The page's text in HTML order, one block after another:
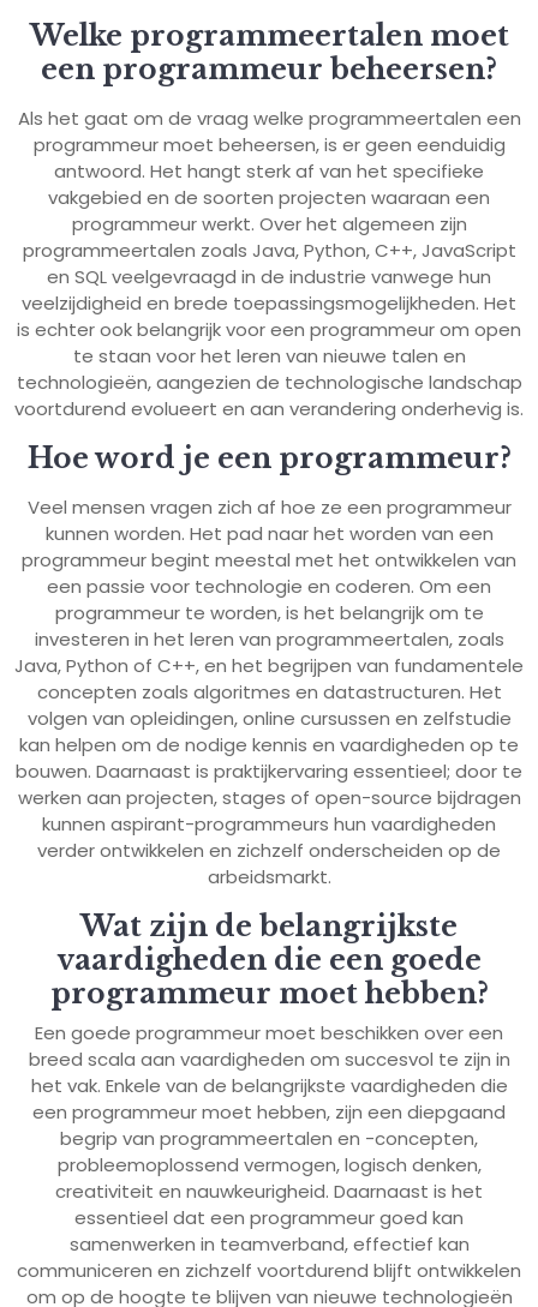
Welke programmeertalen moet
een programmeur beheersen?
Als het gaat om de vraag welke programmeertalen een
programmeur moet beheersen, is er geen eenduidig
antwoord. Het hangt sterk af van het specifieke
vakgebied en de soorten projecten waaraan een
programmeur werkt. Over het algemeen zijn
programmeertalen zoals Java, Python, C++, JavaScript
en SQL veelgevraagd in de industrie vanwege hun
veelzijdigheid en brede toepassingsmogelijkheden. Het
is echter ook belangrijk voor een programmeur om open
te staan voor het leren van nieuwe talen en
technologieën, aangezien de technologische landschap
voortdurend evolueert en aan verandering onderhevig is.
Hoe word je een programmeur?
Veel mensen vragen zich af hoe ze een programmeur
kunnen worden. Het pad naar het worden van een
programmeur begint meestal met het ontwikkelen van
een passie voor technologie en coderen. Om een
programmeur te worden, is het belangrijk om te
investeren in het leren van programmeertalen, zoals
Java, Python of C++, en het begrijpen van fundamentele
concepten zoals algoritmes en datastructuren. Het
volgen van opleidingen, online cursussen en zelfstudie
kan helpen om de nodige kennis en vaardigheden op te
bouwen. Daarnaast is praktijkervaring essentieel; door te
werken aan projecten, stages of open-source bijdragen
kunnen aspirant-programmeurs hun vaardigheden
verder ontwikkelen en zichzelf onderscheiden op de
arbeidsmarkt.
Wat zijn de belangrijkste
vaardigheden die een goede
programmeur moet hebben?
Een goede programmeur moet beschikken over een
breed scala aan vaardigheden om succesvol te zijn in
het vak. Enkele van de belangrijkste vaardigheden die
een programmeur moet hebben, zijn een diepgaand
begrip van programmeertalen en -concepten,
probleemoplossend vermogen, logisch denken,
creativiteit en nauwkeurigheid. Daarnaast is het
essentieel dat een programmeur goed kan
samenwerken in teamverband, effectief kan
communiceren en zichzelf voortdurend blijft ontwikkelen
om op de hoogte te blijven van nieuwe technologieën